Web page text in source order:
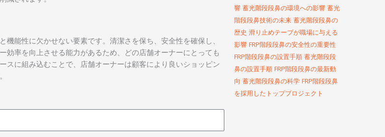
能性に欠かせない要素です。清潔さを保ち、安全性を確保し、
率を向上させる能力があるため、どの店舗オーナーにとっても
に組み込むことで、店舗オーナーは顧客により良いショッピン
響 蓄光階段段鼻の環境への影響 蓄光
階段段鼻技術の未来 蓄光階段段鼻の
歴史 滑り止めテープが職場に与える
影響 FRP階段段鼻の安全性の重要性
FRP階段段鼻の設置手順 蓄光階段段
鼻の設置手順 FRP階段段鼻の最新動
向 蓄光階段段鼻の科学 FRP階段段鼻
を採用したトッププロジェクト